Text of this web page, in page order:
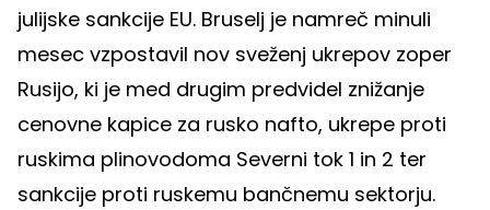
julijske sankcije EU. Bruselj je namreč minuli
mesec vzpostavil nov sveženj ukrepov zoper
Rusijo, ki je med drugim predvidel znižanje
cenovne kapice za rusko nafto, ukrepe proti
ruskima plinovodoma Severni tok 1 in 2 ter
sankcije proti ruskemu bančnemu sektorju.